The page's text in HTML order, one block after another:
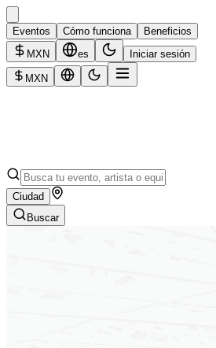
Eventos Cómo funciona
Beneficios
MXN
es Iniciar sesión
MXN
Ciudad
Buscar